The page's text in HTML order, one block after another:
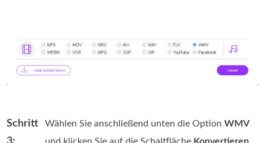
Schritt
Wählen Sie anschließend unten die OptionWMV
und klicken Sie auf die Schaltfläche Konvertieren.